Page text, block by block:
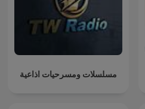
مسلسلات ومسرحيات اذاعية